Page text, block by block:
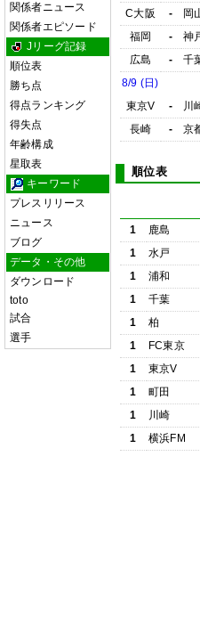
関係者ニュース
関係者エピソード
Jリーグ記録
順位表
勝ち点
得点ランキング
得失点
年齢構成
星取表
キーワード
プレスリリース
ニュース
ブログ
データ・その他
ダウンロード
toto
試合
選手
C大阪
- 岡
福岡
- 神
広島
- 千
8/9 (日)
東京V
- 川
長崎
- 京
順位表
1 鹿島
1
水戸
1
浦和
1
千葉
1
柏
1
FC東京
1
東京V
1
町田
1
川崎
1
横浜FM